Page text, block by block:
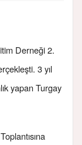
Derneği 2.
3 yıl
yapan Turgay